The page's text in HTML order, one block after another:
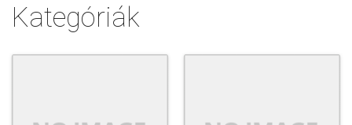
Kategóriák